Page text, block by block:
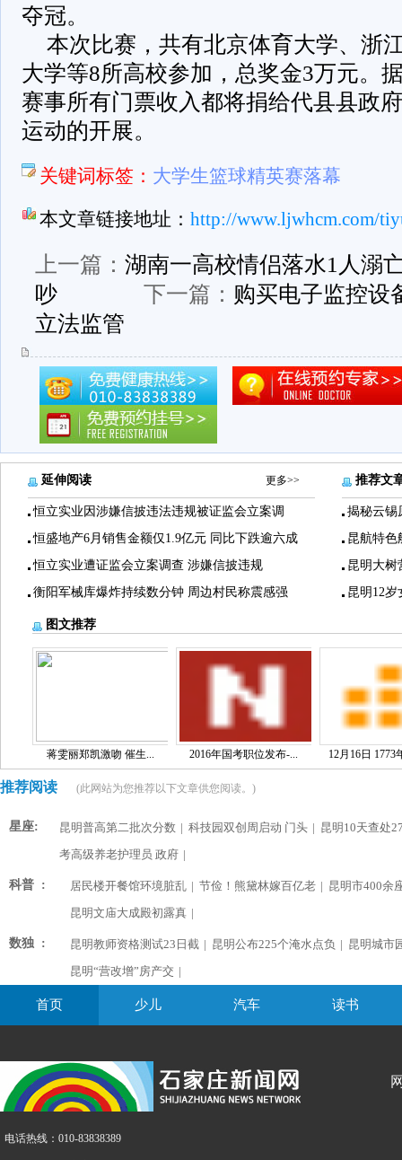
夺冠。
本次比赛，共有北京体育大学、浙
大学等8所高校参加，总奖金3万元。
赛事所有门票收入都将捐给代县县政
运动的开展。
关键词标签： 大学生篮球精英赛落幕
本文章链接地址： http://www.ljwhcm.com/
上一篇： 湖南一高校情侣落水1人溺
吵
下一篇： 购买电子监控设
立法监管
延伸阅读 更多>>
恒立实业因涉嫌信披违法违规被证监会立案调
恒盛地产6月销售金额仅1.9亿元 同比下跌逾六成
恒立实业遭证监会立案调查 涉嫌信披违规
衡阳军械库爆炸持续数分钟 周边村民称震感强
推荐文
揭秘云锡
昆航特色
昆明大树
昆明12
图文推荐
蒋雯丽郑凯激吻 催生... 2016年国考职位发布-... 12月16日 1773
推荐阅读 (此网站为您推荐以下文章供您阅读。)
星座: 昆明普高第二批次分数 | 科技园双创周启动 门头 | 昆明10天查处
考高级养老护理员 政府 |
科普 : 居民楼开餐馆环境脏乱 | 节俭！熊黛林嫁百亿老 | 昆明市400余
昆明文庙大成殿初露真 |
数独 : 昆明教师资格测试23日截 | 昆明公布225个淹水点负 | 昆明城市
昆明“营改增”房产交 |
首页 少儿 汽车 读书
电话热线：010-83838389